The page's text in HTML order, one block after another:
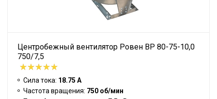
Центробежный вентилятор Ровен BP 80-75-10,0
750/7,5
Сила тока: 18.75 А
Частота вращения: 750 об/мин